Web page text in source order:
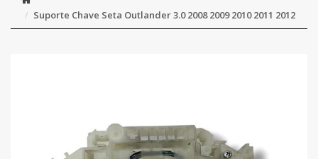
Suporte Chave Seta Outlander 3.0 2008 2009 2010 2011 2012